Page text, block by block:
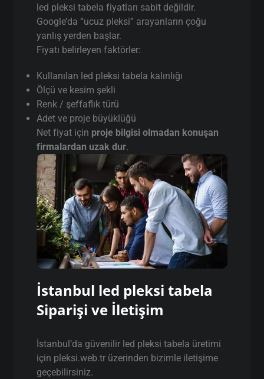
led pleksi tabela fiyatları sabit değildir.
Google’da “ucuz pleksi” arayanların çoğu
yanlış yerden başlar.
Fiyatı belirleyen faktörler:
Kullanılan led pleksi tabela kalınlığı
Ölçü ve kesim şekli
Renk / şeffaflık türü
Adet ve proje büyüklüğü
Net fiyat için proje bilgisi olmadan konuşan
firmalardan uzak dur.
İstanbul led pleksi tabela
Siparişi ve İletişim
İstanbul’da güvenilir led pleksi tabela üretimi
için pleksi.web.tr üzerinden bizimle iletişime
geçebilirsiniz.